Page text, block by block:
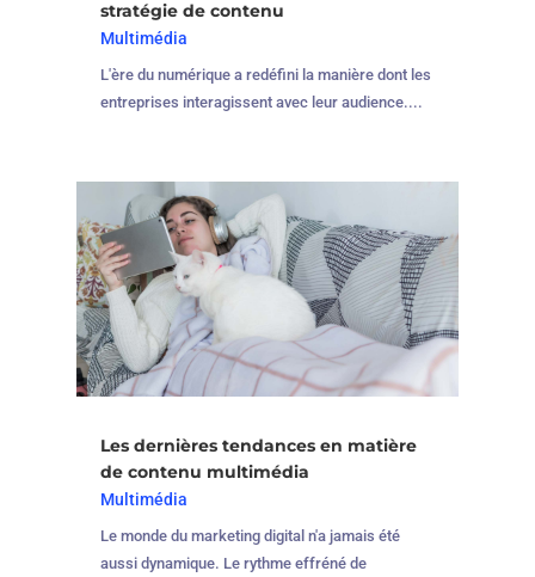
stratégie de contenu
Multimédia
L'ère du numérique a redéfini la manière dont les
entreprises interagissent avec leur audience....
Les dernières tendances en matière
de contenu multimédia
Multimédia
Le monde du marketing digital n'a jamais été
aussi dynamique. Le rythme effréné de